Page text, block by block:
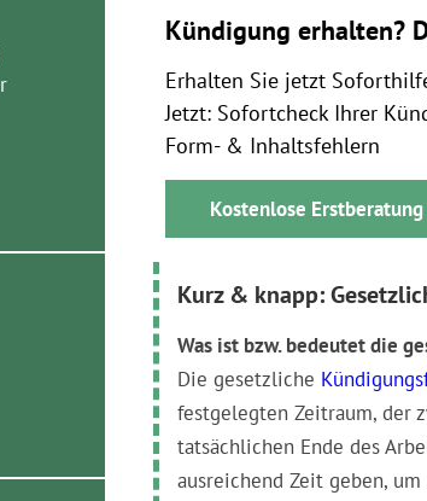
Kündigung erhalten?
Erhalten Sie jetzt
Jetzt: Sofortcheck Ihrer
Form- & Inhaltsfehlern
Kostenlose Erstberatung
Kurz & knapp:
Was ist bzw. bedeutet die
Die gesetzliche
festgelegten Zeitraum, der
tatsächlichen Ende des
ausreichend Zeit geben,